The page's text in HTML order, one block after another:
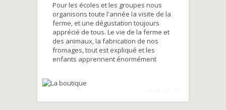
Pour les écoles et les groupes nous
organisons toute l'année la visite de la
ferme, et une dégustation toujours
apprécié de tous. Le vie de la ferme et
des animaux, la fabrication de nos
fromages, tout est expliqué et les
enfants apprennent énormément